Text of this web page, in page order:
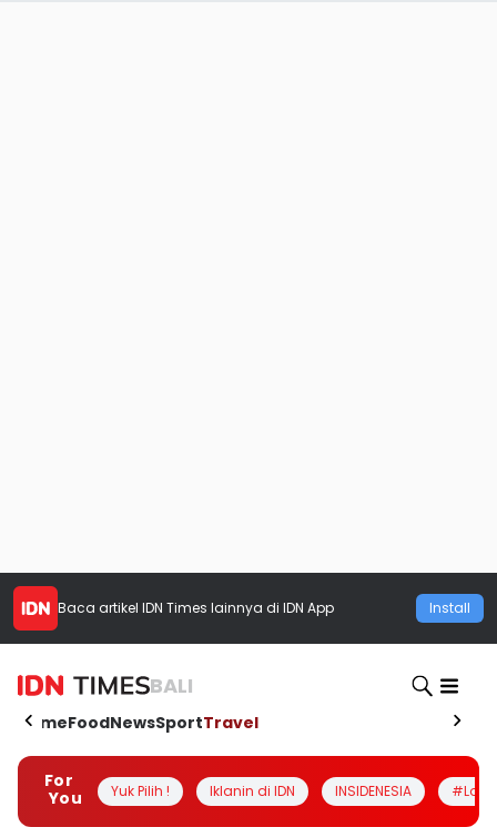
Baca artikel IDN Times lainnya di IDN App Install
BALI
HomeFoodNewsSportTravel
For
You
Yuk Pilih ! Iklanin di IDN INSIDENESIA